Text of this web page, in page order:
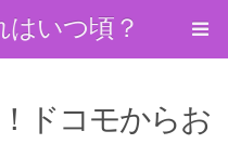
はいつ頃？
ドコモからお